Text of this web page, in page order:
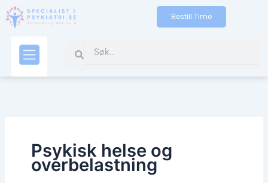
Skip
to
Bestill Time
Search
Psykisk helse og
overbelastning